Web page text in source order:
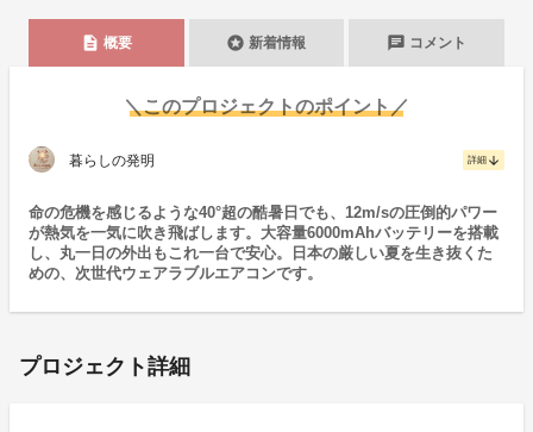
description 概要 stars 新着情報 chat コメント
＼このプロジェクトのポイント／
暮らしの発明 詳細 arrow_downward
命の危機を感じるような40°超の酷暑日でも、12m/sの圧倒的パワー
が熱気を一気に吹き飛ばします。大容量6000mAhバッテリーを搭載
し、丸一日の外出もこれ一台で安心。日本の厳しい夏を生き抜くた
めの、次世代ウェアラブルエアコンです。
プロジェクト詳細